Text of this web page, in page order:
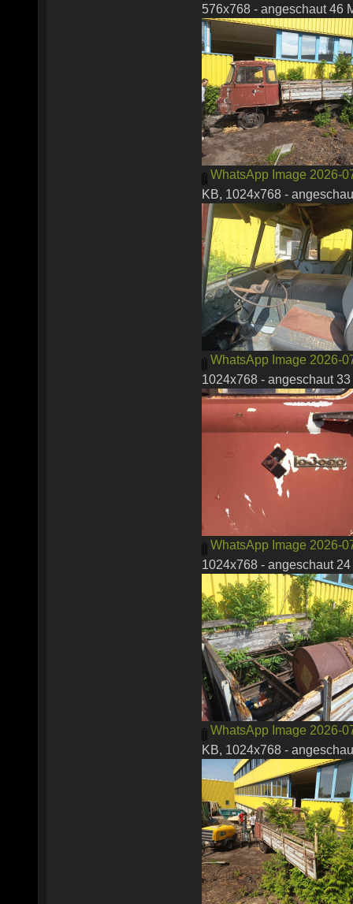
576x768 - angeschaut 46
WhatsApp Image 2026-
KB, 1024x768 -
WhatsApp Image 2026-
1024x768 - angeschaut
WhatsApp Image 2026-
1024x768 - angeschaut
WhatsApp Image 2026-
KB, 1024x768 -